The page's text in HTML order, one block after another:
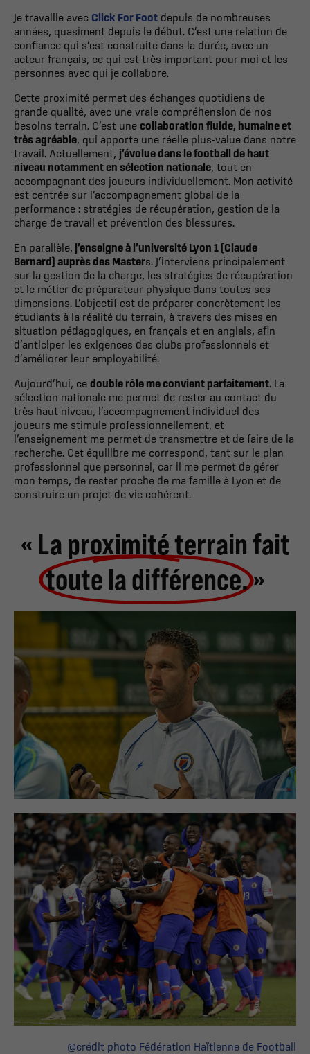
Je travaille avec Click For Foot depuis de nombreuses
années, quasiment depuis le début. C’est une relation de
confiance qui s’est construite dans la durée, avec un
acteur français, ce qui est très important pour moi et les
personnes avec qui je collabore.
Cette proximité permet des échanges quotidiens de
grande qualité, avec une vraie compréhension de nos
besoins terrain. C’est une collaboration fluide, humaine et
très agréable, qui apporte une réelle plus-value dans notre
travail. Actuellement, j’évolue dans le football de haut
niveau notamment en sélection nationale, tout en
accompagnant des joueurs individuellement. Mon activité
est centrée sur l’accompagnement global de la
performance : stratégies de récupération, gestion de la
charge de travail et prévention des blessures.
En parallèle, j’enseigne à l’université Lyon 1 (Claude
Bernard) auprès des Masters. J’interviens principalement
sur la gestion de la charge, les stratégies de récupération
et le métier de préparateur physique dans toutes ses
dimensions. L’objectif est de préparer concrètement les
étudiants à la réalité du terrain, à travers des mises en
situation pédagogiques, en français et en anglais, afin
d’anticiper les exigences des clubs professionnels et
d’améliorer leur employabilité.
Aujourd’hui, ce double rôle me convient parfaitement. La
sélection nationale me permet de rester au contact du
très haut niveau, l’accompagnement individuel des
joueurs me stimule professionnellement, et
l’enseignement me permet de transmettre et de faire de la
recherche. Cet équilibre me correspond, tant sur le plan
professionnel que personnel, car il me permet de gérer
mon temps, de rester proche de ma famille à Lyon et de
construire un projet de vie cohérent.
« La proximité terrain fait
toute la différence.»
@crédit photo Fédération Haïtienne de Football